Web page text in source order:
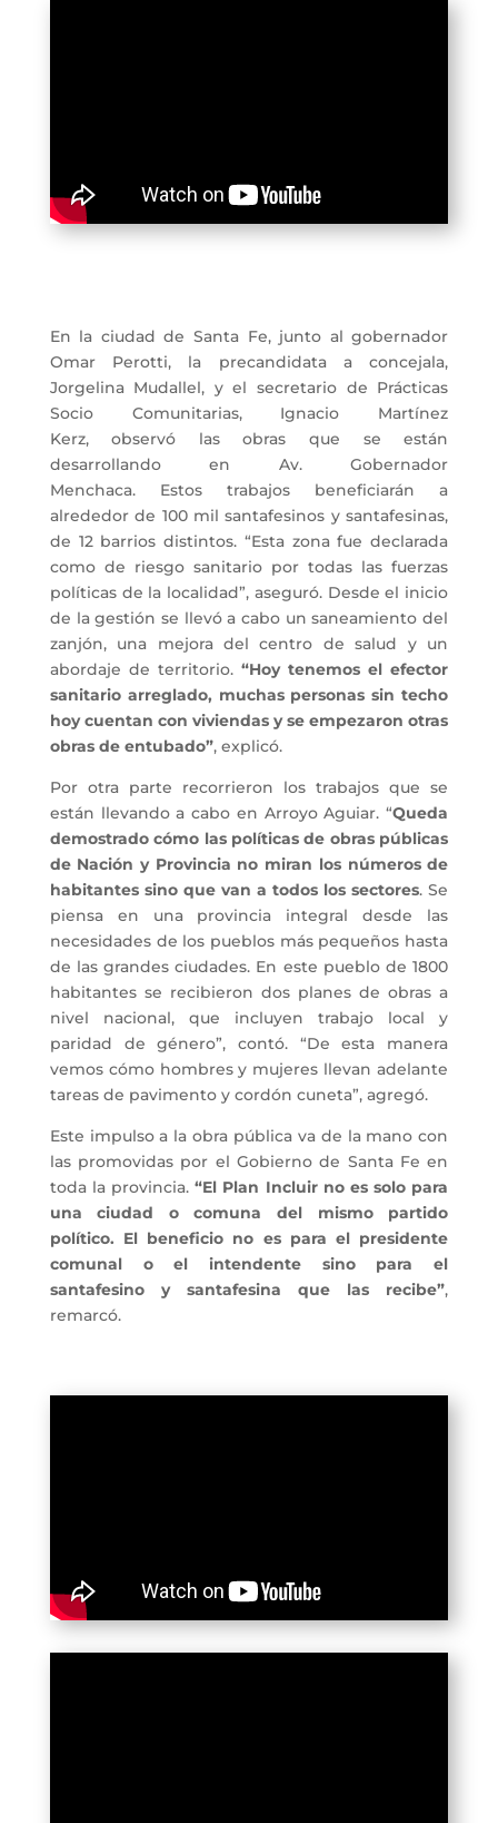
En la ciudad de Santa Fe, junto al gobernador
Omar Perotti, la precandidata a concejala,
Jorgelina Mudallel, y el secretario de Prácticas
Socio Comunitarias, Ignacio Martínez
Kerz, observó las obras que se están
desarrollando en Av. Gobernador
Menchaca. Estos trabajos beneficiarán a
alrededor de 100 mil santafesinos y santafesinas,
de 12 barrios distintos. “Esta zona fue declarada
como de riesgo sanitario por todas las fuerzas
políticas de la localidad”, aseguró. Desde el inicio
de la gestión se llevó a cabo un saneamiento del
zanjón, una mejora del centro de salud y un
abordaje de territorio. “Hoy tenemos el efector
sanitario arreglado, muchas personas sin techo
hoy cuentan con viviendas y se empezaron otras
obras de entubado”, explicó.
Por otra parte recorrieron los trabajos que se
están llevando a cabo en Arroyo Aguiar. “Queda
demostrado cómo las políticas de obras públicas
de Nación y Provincia no miran los números de
habitantes sino que van a todos los sectores. Se
piensa en una provincia integral desde las
necesidades de los pueblos más pequeños hasta
de las grandes ciudades. En este pueblo de 1800
habitantes se recibieron dos planes de obras a
nivel nacional, que incluyen trabajo local y
paridad de género”, contó. “De esta manera
vemos cómo hombres y mujeres llevan adelante
tareas de pavimento y cordón cuneta”, agregó.
Este impulso a la obra pública va de la mano con
las promovidas por el Gobierno de Santa Fe en
toda la provincia.“El Plan Incluir no es solo para
una ciudad o comuna del mismo partido
político. El beneficio no es para el presidente
comunal o el intendente sino para el
santafesino y santafesina que las recibe”,
remarcó.